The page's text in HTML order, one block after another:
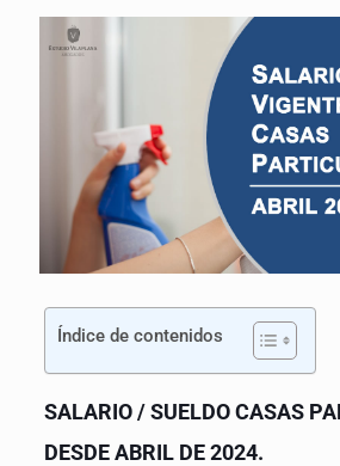
Índice de contenidos
SALARIO / SUELDO CASAS
DESDE ABRIL DE 2024.